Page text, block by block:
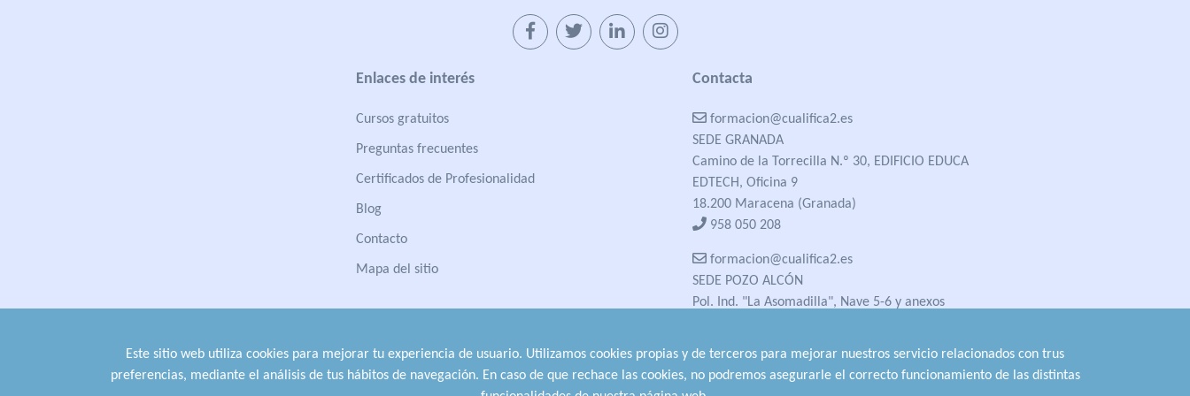
Enlaces de interés
Cursos gratuitos
Preguntas frecuentes
Certificados de Profesionalidad
Blog
Contacto
Mapa del sitio
Contacta
formacion@cualifica2.es
SEDE GRANADA
Camino de la Torrecilla N.º 30, EDIFICIO EDUCA
EDTECH, Oficina 9
18.200 Maracena (Granada)
958 050 208
formacion@cualifica2.es
SEDE POZO ALCÓN
Pol. Ind. "La Asomadilla", Nave 5-6 y anexos
Este sitio web utiliza cookies para mejorar tu experiencia de usuario. Utilizamos cookies propias y de terceros para mejorar nuestros servicio relacionados con trus
preferencias, mediante el análisis de tus hábitos de navegación. En caso de que rechace las cookies, no podremos asegurarle el correcto funcionamiento de las distintas